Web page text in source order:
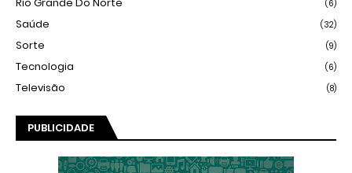
Rio Grande Do Norte (6)
Saúde (32)
Sorte (9)
Tecnologia (6)
Televisão (8)
PUBLICIDADE